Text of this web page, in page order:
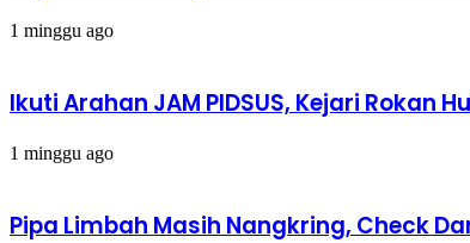
1 minggu ago
Ikuti Arahan JAM PIDSUS, Kejari Rokan
1 minggu ago
Pipa Limbah Masih Nangkring, Check